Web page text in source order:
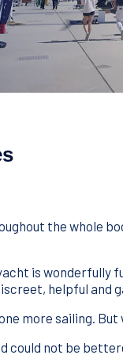
the whole
is
helpful and
more sailing.
could not be